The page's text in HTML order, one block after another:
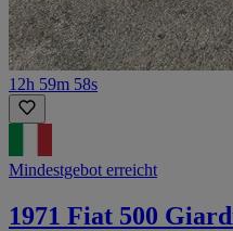
12h 59m 58s
Mindestgebot erreicht
1971 Fiat 500